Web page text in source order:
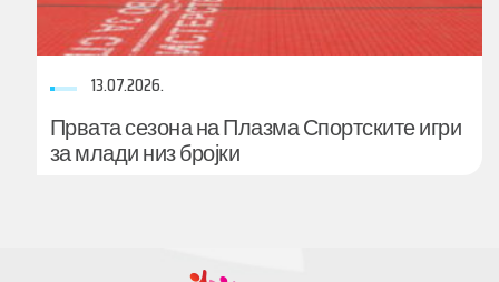
13.07.2026.
Првата сезона на Плазма Спортските игри
за млади низ бројки